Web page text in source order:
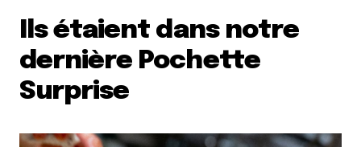
Ils étaient dans notre
dernière Pochette
Surprise